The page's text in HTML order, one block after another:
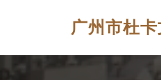
广州市杜